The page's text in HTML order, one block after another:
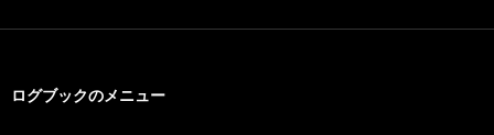
ログブックのメニュー